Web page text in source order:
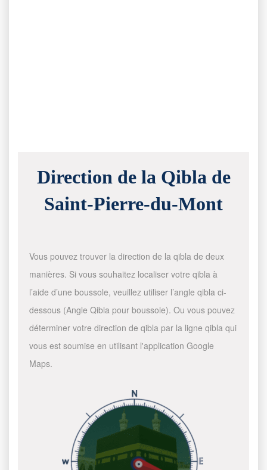
Direction de la Qibla de
Saint-Pierre-du-Mont
Vous pouvez trouver la direction de la qibla de deux
manières. Si vous souhaitez localiser votre qibla à
l’aide d’une boussole, veuillez utiliser l’angle qibla ci-
dessous (Angle Qibla pour boussole). Ou vous pouvez
déterminer votre direction de qibla par la ligne qibla qui
vous est soumise en utilisant l'application Google
Maps.